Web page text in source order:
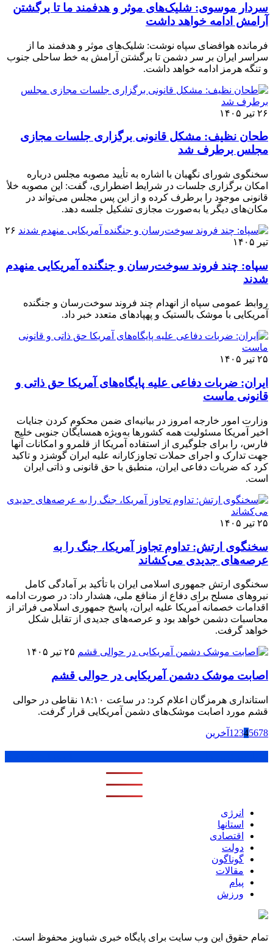
سردار موسوی: شلیک‌های موثر و هدفمند ما تا برگشتن
آرامش ادامه خواهد داشت
فرمانده هوافضای سپاه نوشت: شلیک‌های موثر و هدفمند ما از
سراسر ایران بر سر دشمن تا برگشتن آرامش به خط ساحلی جنوب
و تنگه هرمز ادامه خواهد داشت.
۲۶ تیر ۱۴۰۵
طحان نظیف: مشکل قانونی برگزاری جلسات مجازی
مجلس برطرف شد
سخنگوی شورای نگهبان با اشاره به تأیید مصوبه مجلس درباره
امکان برگزاری جلسات در شرایط اضطراری، گفت: این مصوبه خلأ
قانونی موجود را برطرف کرده و از این پس مجلس می‌تواند در
مکان‌های دیگر یا به‌صورت مجازی تشکیل جلسه دهد.
۲۶
تیر ۱۴۰۵
سپاه: چند فروند سوخت‌رسان و جنگنده آمریکایی منهدم
شدند
روابط عمومی سپاه از انهدام چند فروند سوخت‌رسان و جنگنده
آمریکایی با موشک بالستیک و پهپادهای متعدد خبر داد.
۲۵ تیر ۱۴۰۵
ایران: ضربات دفاعی علیه پایگاه‌های آمریکا حق ذاتی و
قانونی ماست
وزارت امور خارجه امروز در بیانیه‌ای ضمن محکوم کردن جنایات
اخیر آمریکا مسئولیت همه کشورها به‌ویژه همسایگان جنوبی خلیج
فارس، را برای جلوگیری از استفاده آمریکا از قلمرو و امکانات آنها
جهت تدارک و اجرای حملات تجاوزکارانه علیه ایران گوشزد و تاکید
کرد که ضربات دفاعی ایران، منطبق با حق قانونی و ذاتی ایران
است.
۲۵ تیر ۱۴۰۵
سخنگوی ارتش: تداوم تجاوز آمریکا، جنگ را به
عرصه‌های جدیدی می‌کشاند
سخنگوی ارتش جمهوری اسلامی ایران با تأکید بر آمادگی کامل
نیروهای مسلح برای دفاع از منافع ملی، هشدار داد: در صورت ادامه
اقدامات خصمانه آمریکا علیه ایران، پاسخ جمهوری اسلامی فراتر از
محاسبات دشمن خواهد بود و عرصه‌های جدیدی از تقابل شکل
خواهد گرفت.
۲۵ تیر ۱۴۰۵
اصابت موشک دشمن آمریکایی در حوالی قشم
استانداری هرمزگان اعلام کرد: در ساعت ۱۸:۱۰ نقاطی در حوالی
قشم مورد اصابت موشک‌های دشمن آمریکایی قرار گرفت.
1 2345678 آخرین
انرژی
استانها
اقتصادی
دولت
گوناگون
مقالات
پیام
ورزش
تمام حقوق این وب سایت برای پایگاه خبری شباویز محفوظ است.